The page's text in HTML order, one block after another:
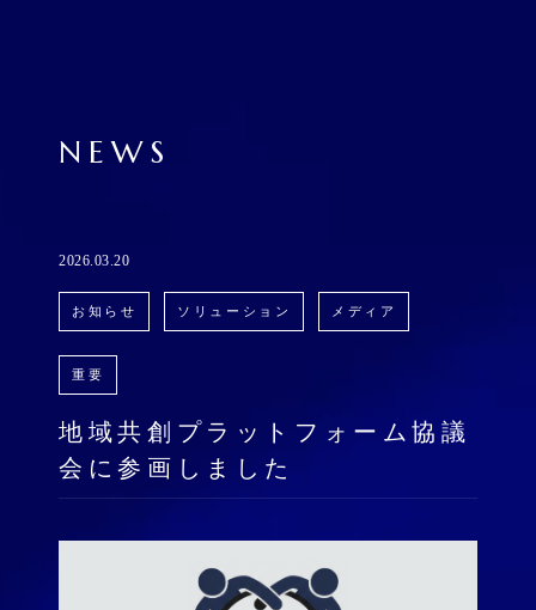
NEWS
2026.03.20
お知らせ ソリューション メディア
重要
地域共創プラットフォーム協議
会に参画しました